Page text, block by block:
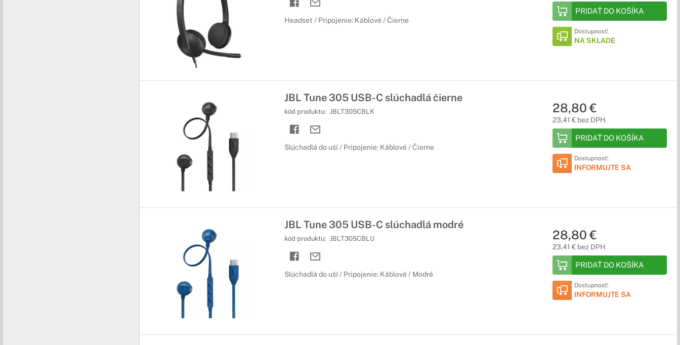
Headset / Pripojenie: Káblové / Čierne
PRIDAŤ DO KOŠÍKA
Dostupnosť:
NA SKLADE
JBL Tune 305 USB-C slúchadlá čierne
kód produktu: JBLT305CBLK
Slúchadlá do uší / Pripojenie: Káblové / Čierne
28,80 €
23,41 € bez DPH
PRIDAŤ DO KOŠÍKA
Dostupnosť:
INFORMUJTE SA
JBL Tune 305 USB-C slúchadlá modré
kód produktu: JBLT305CBLU
Slúchadlá do uší / Pripojenie: Káblové / Modré
28,80 €
23,41 € bez DPH
PRIDAŤ DO KOŠÍKA
Dostupnosť:
INFORMUJTE SA